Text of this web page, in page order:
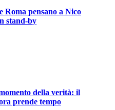
Roma pensano a Nico
stand-by
della verità: il
prende tempo